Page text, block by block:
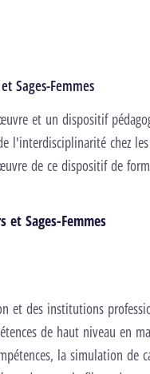
Sages-Femmes
et un dispositif
l'interdisciplinarité chez
de ce dispositif de
Sages-Femmes
et des institutions
de haut niveau en
la simulation de